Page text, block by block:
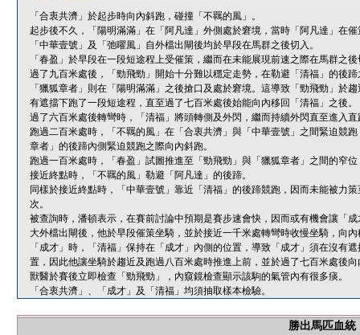
「合衷共濟」於起步時向內斜跑，碰撞「不羈的風」。
起步後不久，「陽明滿滿」在「阿凡達」外側處於窘境，當時「阿凡達」在
「中華壹號」及「弛曜風」自外檔出閘後均於早段在馬群之後切入。
「春盈」於早段在一段短途程上受催策，繼而在未能展現前速之際在馬群之
過了九百米處後，「勁飛勁」開始十分難以穩定走勢，在勒避「清福」的後
「獵狐章者」則在「陽明滿滿」之後搶口及處於窘境。這導致「勁飛勁」於
有遮擋下跑了一段短途程，直至過了七百米處後始能向內移回「清福」之後。
過了六百米處後轉彎時，「清福」將頭轉側及外閃，繼而持續外閃直至進入直
跑過二百米處時，「不羈的風」在「合衷共濟」與「中華壹號」之間緊迫競
章者」的後蹄內側緊迫競跑之際向內斜跑。
跑過一百米處時，「春盈」試圖推進至「勁飛勁」與「獵狐章者」之間的窄
接近終點時，「不羈的風」勒避「阿凡達」的後蹄。
同樣於接近終點時，「中華壹號」靠近「清福」的後蹄競跑，因而未能被力
次。
被查詢時，潘頓表示，在賽前討論中預期是賽步速會快，因而或有機會讓「
大外檔出閘後，他於早段催策坐騎，並於接近一千米處轉彎時收慢坐騎，向
「成才」時，「清福」保持在「成才」內側的位置，導致「成才」須在沒有
置，因此他讓坐騎於趨近及跑過八百米處時推進上前，並於過了七百米處後
獸醫於賽後立即檢查「勁飛勁」，內窺鏡檢查顯示該駒的氣管內有很多痰。
「合衷共濟」、「成才」及「清福」均須抽取樣本檢驗。
勝出馬匹血統